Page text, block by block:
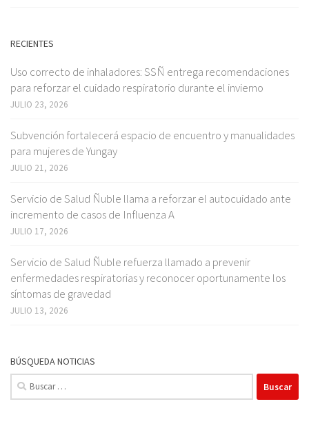
RECIENTES
Uso correcto de inhaladores: SSÑ entrega recomendaciones
para reforzar el cuidado respiratorio durante el invierno
JULIO 23, 2026
Subvención fortalecerá espacio de encuentro y manualidades
para mujeres de Yungay
JULIO 21, 2026
Servicio de Salud Ñuble llama a reforzar el autocuidado ante
incremento de casos de Influenza A
JULIO 17, 2026
Servicio de Salud Ñuble refuerza llamado a prevenir
enfermedades respiratorias y reconocer oportunamente los
síntomas de gravedad
JULIO 13, 2026
BÚSQUEDA NOTICIAS
Buscar: